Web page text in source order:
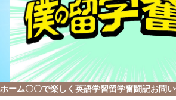
ホーム〇〇で楽しく英語学習留学奮闘記お問